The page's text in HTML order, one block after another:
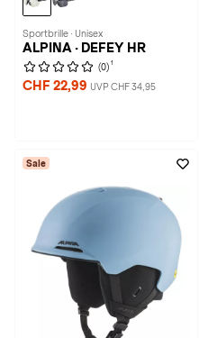
Sportbrille · Unisex
ALPINA · DEFEY HR
(0) 1
CHF 22,99 UVP CHF 34,95
Sale